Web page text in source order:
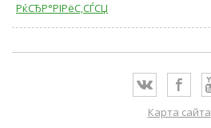
РќСЂР°РІРёС‚СЃСЏ
Карта сайта